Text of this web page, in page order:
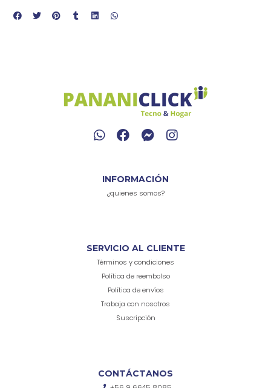
INFORMACIÓN
¿quienes somos?
SERVICIO AL CLIENTE
Términos y condiciones
Política de reembolso
Política de envíos
Trabaja con nosotros
Suscripción
CONTÁCTANOS